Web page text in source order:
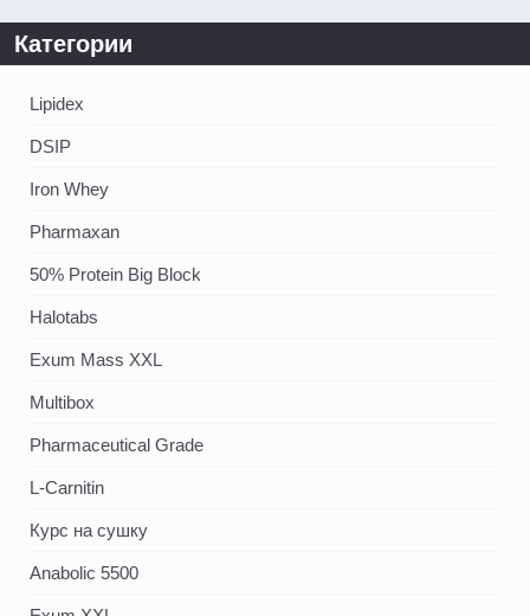
Категории
Lipidex
DSIP
Iron Whey
Pharmaxan
50% Protein Big Block
Halotabs
Exum Mass XXL
Multibox
Pharmaceutical Grade
L-Carnitin
Курс на сушку
Anabolic 5500